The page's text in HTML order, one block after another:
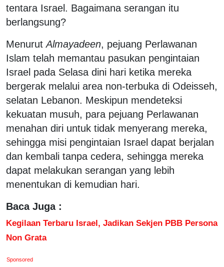
tentara Israel. Bagaimana serangan itu
berlangsung?
MenurutAlmayadeen, pejuang Perlawanan
Islam telah memantau pasukan pengintaian
Israel pada Selasa dini hari ketika mereka
bergerak melalui area non-terbuka di Odeisseh,
selatan Lebanon. Meskipun mendeteksi
kekuatan musuh, para pejuang Perlawanan
menahan diri untuk tidak menyerang mereka,
sehingga misi pengintaian Israel dapat berjalan
dan kembali tanpa cedera, sehingga mereka
dapat melakukan serangan yang lebih
menentukan di kemudian hari.
Baca Juga :
Kegilaan Terbaru Israel, Jadikan Sekjen PBB Persona
Non Grata
Sponsored